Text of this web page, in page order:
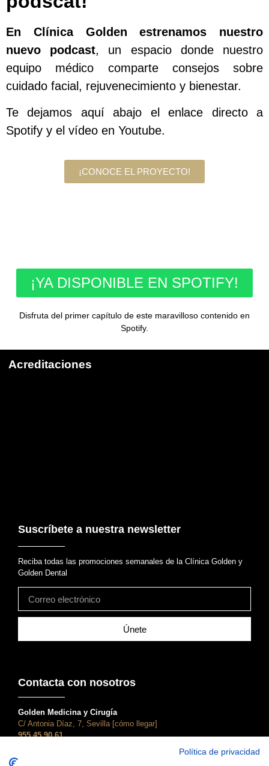
En Clínica Golden estrenamos nuestro
nuevo podcast, un espacio donde nuestro
equipo médico comparte consejos sobre
cuidado facial, rejuvenecimiento y bienestar.
Te dejamos aquí abajo el enlace directo a
Spotify y el vídeo en Youtube.
¡CONOCE EL PROYECTO!
¡YA DISPONIBLE EN SPOTIFY!
Disfruta del primer capítulo de este maravilloso contenido en
Spotify.
Acreditaciones
Suscríbete a nuestra newsletter
Reciba todas las promociones semanales de la Clínica Golden y
Golden Dental
Únete
Contacta con nosotros
Golden Medicina y Cirugía
C/ Antonia Díaz, 7, Sevilla [cómo llegar]
955 45 90 61
Política de privacidad